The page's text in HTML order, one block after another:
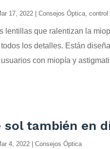
17, 2022 Consejos Óptica control
lentillas que ralentizan la
los detalles. Están
con miopía y
sol también en
4, 2022 Consejos Óptica